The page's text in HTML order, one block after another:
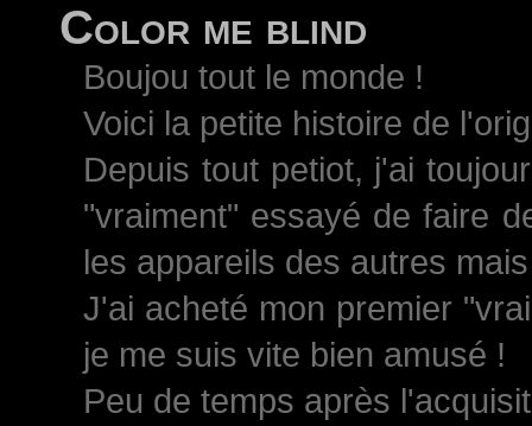
Color me blind
Boujou tout le monde !
Voici la petite histoire de
Depuis tout petiot, j'ai
"vraiment" essayé de faire
les appareils des autres
J'ai acheté mon premier
je me suis vite bien amusé !
Peu de temps après